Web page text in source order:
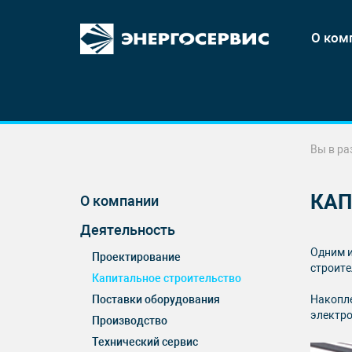
О
Вы в
О компании
Деятельность
Проектирование
Капитальное строительство
Поставки оборудования
Производство
Технический сервис
Одним